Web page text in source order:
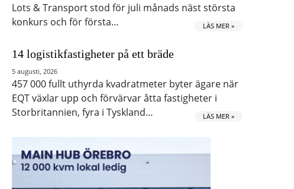
Lots & Transport stod för juli månads näst största
konkurs och för första…
LÄS MER »
14 logistikfastigheter på ett bräde
5 augusti, 2026
457 000 fullt uthyrda kvadratmeter byter ägare när
EQT växlar upp och förvärvar åtta fastigheter i
Storbritannien, fyra i Tyskland…
LÄS MER »